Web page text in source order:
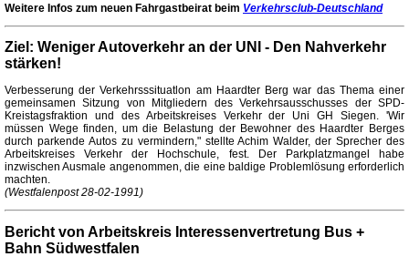
Weitere Infos zum neuen Fahrgastbeirat beim Verkehrsclub-Deutschland
Ziel: Weniger Autoverkehr an der UNI - Den Nahverkehr
stärken!
Verbesserung der Verkehrsssituatlon am Haardter Berg war das Thema einer
gemeinsamen Sitzung von Mitgliedern des Verkehrsausschusses der SPD-
Kreistagsfraktion und des Arbeitskreises Verkehr der Uni GH Siegen. 'Wir
müssen Wege finden, um die Belastung der Bewohner des Haardter Berges
durch parkende Autos zu vermindern," stellte Achim Walder, der Sprecher des
Arbeitskreises Verkehr der Hochschule, fest. Der Parkplatzmangel habe
inzwischen Ausmale angenommen, die eine baldige Problemlösung erforderlich
machten.
(Westfalenpost 28-02-1991)
Bericht von Arbeitskreis Interessenvertretung Bus +
Bahn Südwestfalen